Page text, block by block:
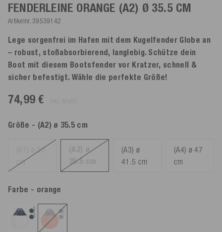
FENDERLEINE ORANGE (A2) Ø 35.5 CM
Artikelnr. 39539142
Lege sorgenfrei im Hafen mit dem Kugelfender Globe an
– robust, stoßabsorbierend, langlebig. Schütze dein
Boot mit diesem Bootsfender vor Kratzer, schnell &
sicher befestigt. Wähle die perfekte Größe!
74,99 €
Größe - (A2) ø 35.5 cm
(A1) ø 30
cm
35.5 cm
(A3) ø
41.5 cm
(A4) ø 47
cm
Farbe - orange